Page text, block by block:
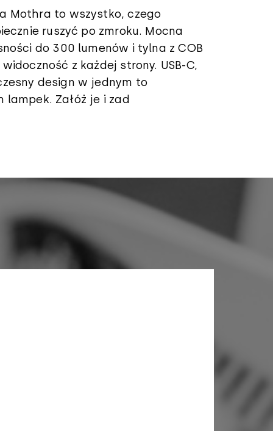
Mothra to wszystko, czego
ruszyć po zmroku. Mocna
do 300 lumenów i tylna z COB
z każdej strony. USB-C,
design w jednym to
Załóż je i zad